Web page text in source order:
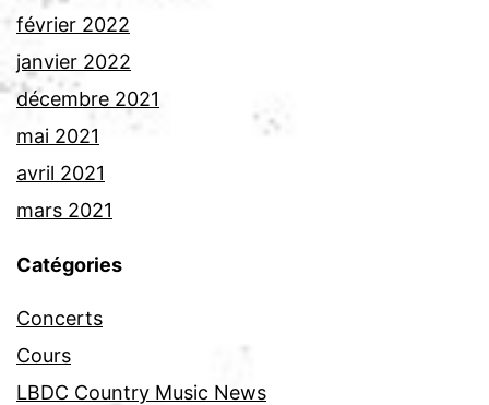
février 2022
janvier 2022
décembre 2021
mai 2021
avril 2021
mars 2021
Catégories
Concerts
Cours
LBDC Country Music News